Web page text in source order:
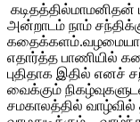
அன்றாடம் நாம்
எதார்த்த பாணியில்
புதிதாக இதில் எனச்
வைக்கும்
சமகாலத்தில்